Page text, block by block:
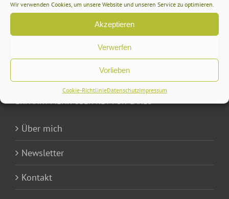
Wir verwenden Cookies, um unsere Website und unseren Service zu optimieren.
Akzeptieren
Verwerfen
Vorlieben
Cookie-RichtlinieDatenschutzImpressum
Weiterlesen
Über mich
Newsletter
Kontakt